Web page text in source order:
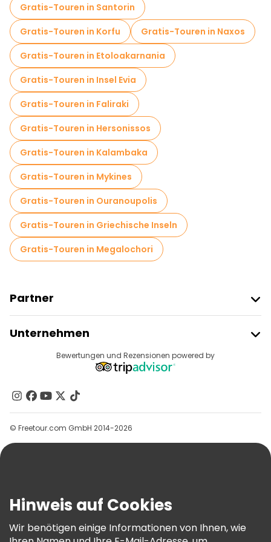
Gratis-Touren in Santorin
Gratis-Touren in Korfu
Gratis-Touren in Naxos
Gratis-Touren in Etoloakarnania
Gratis-Touren in Insel Evia
Gratis-Touren in Faliraki
Gratis-Touren in Hersonissos
Gratis-Touren in Kalambaka
Gratis-Touren in Mykines
Gratis-Touren in Ouranoupolis
Gratis-Touren in Griechische Inseln
Gratis-Touren in Megalochori
Partner
Anbieter-Anmeldung
Affiliate-Programm
Unternehmen
Reiseziele
Kontakt
Gruppen
Hilfe
AGB Und Rechtliches
Cookie-Richtlinie
Bewertungen und Rezensionen powered by
© Freetour.com GmbH 2014-2026
Hinweis auf Cookies
Wir benötigen einige Informationen von Ihnen, wie